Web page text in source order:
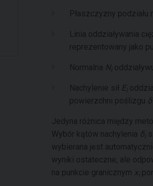
Płaszczyzny
Linia oddziaływania
reprezentowany jako
Normalna Ni
Nachylenie sił Ei
powierzchni poślizgu
Jedyna różnica między
Wybór kątów nachylenia δi
wybierana jest
wyniki ostateczne, ale
na punkcie granicznym xi